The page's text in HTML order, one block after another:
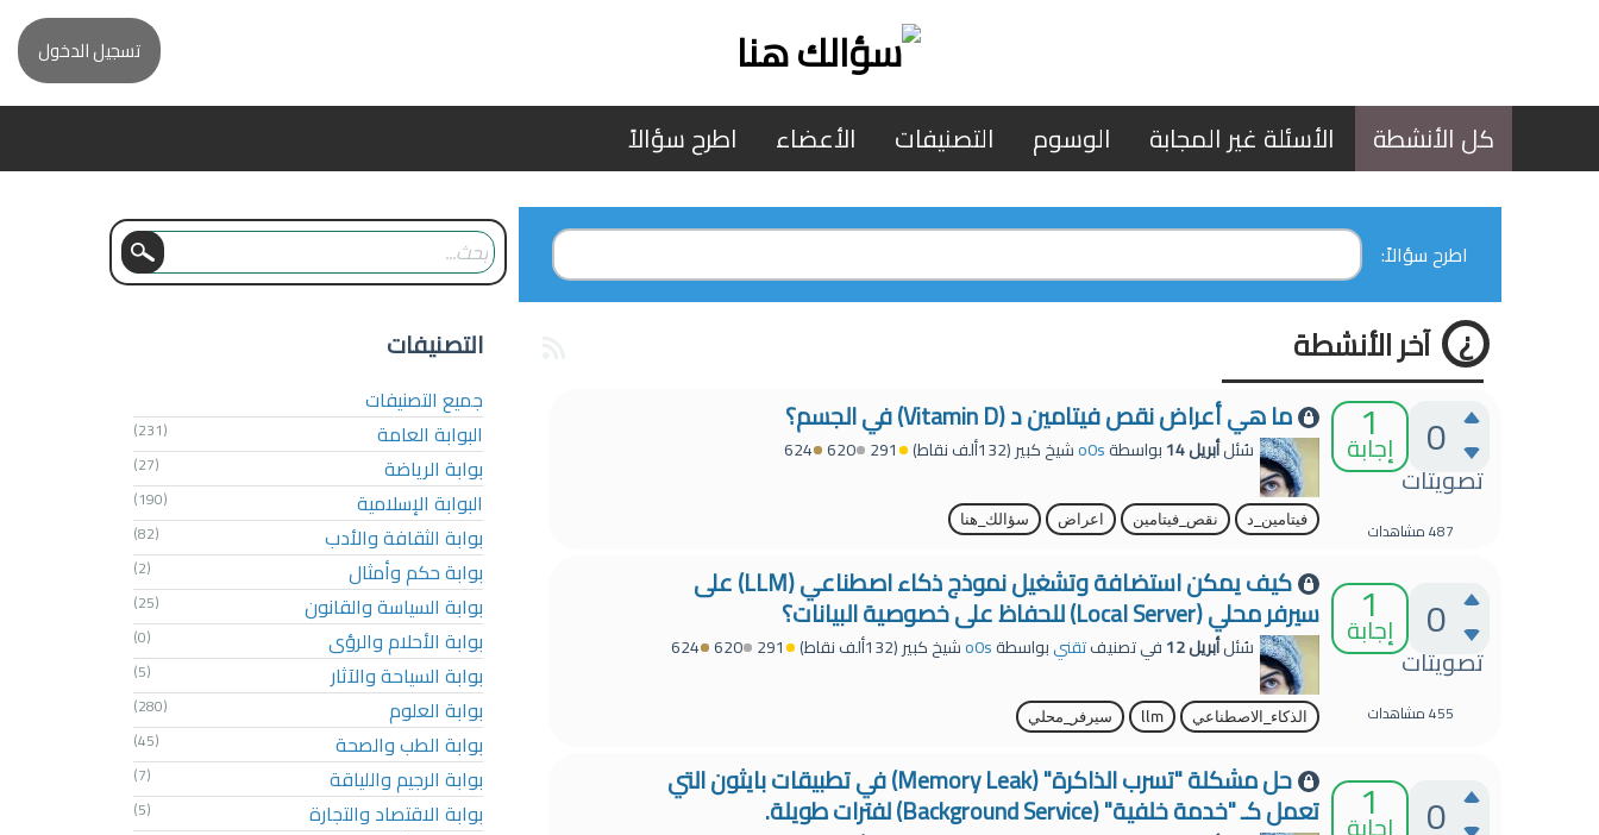
تسجيل الدخول
كل الأنشطة الأسئلة غير المجابة الوسوم التصنيفات الأعضاء اطرح سؤالاً
اطرح سؤالاً:
آخر الأنشطة
0
تصويتات
1
إجابة
487مشاهدات
ما هي أعراض نقص فيتامين د (Vitamin D) في الجسم؟
سُئلأبريل 14 بواسطةo0sشيخ كبير(132ألف نقاط) 291
620
624
فيتامين_د نقص_فيتامين اعراض سؤالك_هنا
0
تصويتات
1
إجابة
455مشاهدات
كيف يمكن استضافة وتشغيل نموذج ذكاء اصطناعي (LLM) على
سيرفر محلي (Local Server) للحفاظ على خصوصية البيانات؟
سُئلأبريل 12 في تصنيفتقنيبواسطةo0sشيخ كبير(132ألف نقاط) 291
620
624
الذكاء_الاصطناعي llm سيرفر_محلي
0
1 حل مشكلة "تسرب الذاكرة" (Memory Leak) في تطبيقات بايثون التي
تعمل كـ "خدمة خلفية" (Background Service) لفترات طويلة.
التصنيفات
جميع التصنيفات
البوابة العامة
(231)
بوابة الرياضة (27)
البوابة الإسلامية (190)
بوابة الثقافة والأدب (82)
بوابة حكم وأمثال (2)
بوابة السياسة والقانون (25)
بوابة الأحلام والرؤى (0)
بوابة السياحة والآثار (5)
بوابة العلوم (280)
بوابة الطب والصحة (45)
بوابة الرجيم واللياقة (7)
بوابة الاقتصاد والتجارة (5)